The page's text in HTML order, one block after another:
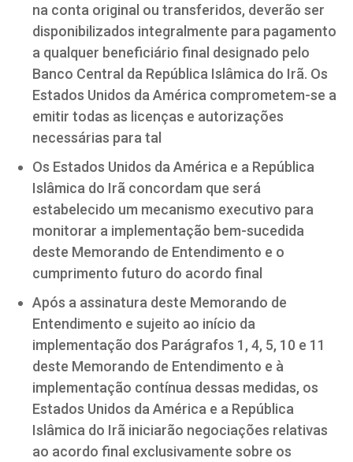
na conta original ou transferidos, deverão ser
disponibilizados integralmente para pagamento
a qualquer beneficiário final designado pelo
Banco Central da República Islâmica do Irã. Os
Estados Unidos da América comprometem-se a
emitir todas as licenças e autorizações
necessárias para tal
Os Estados Unidos da América e a República
Islâmica do Irã concordam que será
estabelecido um mecanismo executivo para
monitorar a implementação bem-sucedida
deste Memorando de Entendimento e o
cumprimento futuro do acordo final
Após a assinatura deste Memorando de
Entendimento e sujeito ao início da
implementação dos Parágrafos 1, 4, 5, 10 e 11
deste Memorando de Entendimento e à
implementação contínua dessas medidas, os
Estados Unidos da América e a República
Islâmica do Irã iniciarão negociações relativas
ao acordo final exclusivamente sobre os